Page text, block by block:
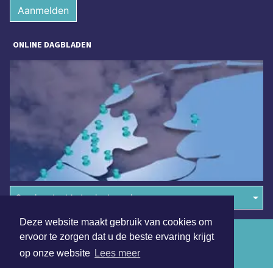
Deze website maakt gebruik van cookies om
ervoor te zorgen dat u de beste ervaring krijgt
op onze website Lees meer
Aanmelden
ONLINE DAGBLADEN
Overige dagbladen in de regio
Algemene voorwaarden
Disclaimer